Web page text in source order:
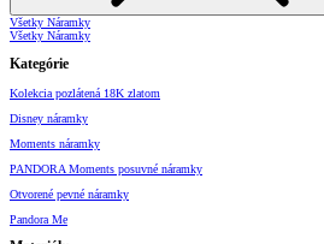
Všetky Náramky
Všetky Náramky
Kategórie
Kolekcia pozlátená 18K zlatom
Disney náramky
Moments náramky
PANDORA Moments posuvné náramky
Otvorené pevné náramky
Pandora Me